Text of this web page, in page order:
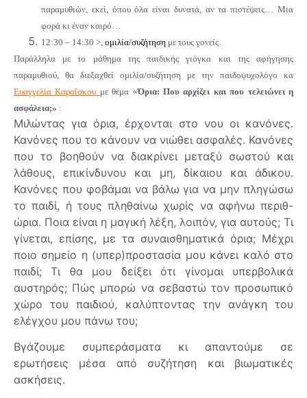
παραμυθιών, εκεί, όπου όλα είναι δυνατά, αν τα πιστέψεις… Μια
φορά κι έναν καιρό…
12:30 – 14:30 >, ομιλία/συζήτηση με τους γονείς.
Παράλληλα με το μάθημα της παιδικής γιόγκα και της αφήγησης
παραμυθιού, θα διεξαχθεί ομιλία/συζήτηση
με την παιδοψυχολόγο κα
Ευαγγελία Καραΐσκου με θέμα «Όρια: Που αρχίζει και που τελειώνει η
ασφάλεια;» :
Μιλώντας για όρια, έρχονται στο νου οι κανόνες.
Κανόνες που το κάνουν να νιώθει ασφαλές. Κανόνες
που το βοηθούν να διακρίνει μεταξύ σωστού και
λάθους, επικίνδυνου και μη, δίκαιου και άδικου.
Κανόνες που φοβάμαι να βάλω για να μην πληγώσω
το παιδί, ή τους πληθαίνω χωρίς να αφήνω περιθ-
ώρια. Ποια είναι η μαγική λέξη, λοιπόν, για αυτούς; Τι
γίνεται, επίσης, με τα συναισθηματικά όρια; Μέχρι
ποιο σημείο η (υπερ)προστασία μου κάνει καλό στο
παιδί; Τι θα μου δείξει ότι γίνομαι υπερβολικά
αυστηρός; Πώς μπορώ να σεβαστώ τον προσωπικό
χώρο του παιδιού, καλύπτοντας την ανάγκη του
ελέγχου μου πάνω του;
Βγάζουμε συμπεράσματα κι απαντούμε σε
ερωτήσεις μέσα από συζήτηση και βιωματικές
ασκήσεις.